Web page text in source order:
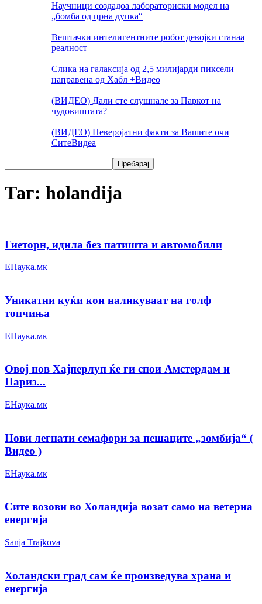
Научници создадоа лабораториски модел на
„бомба од црна дупка“
Вештачки интелигентните робот девојки станаа
реалност
Слика на галаксија од 2,5 милијарди пиксели
направена од Хабл +Видео
(ВИДЕО) Дали сте слушнале за Паркот на
чудовиштата?
(ВИДЕО) Неверојатни факти за Вашите очи
СитеВидеа
Таг: holandija
Гиеторн, идила без патишта и автомобили
ЕНаука.мк
Уникатни куќи кои наликуваат на голф
топчиња
ЕНаука.мк
Овој нов Хајперлуп ќе ги спои Амстердам и
Париз...
ЕНаука.мк
Нови легнати семафори за пешаците „зомбија“ (
Видео )
ЕНаука.мк
Сите возови во Холандија возат само на ветерна
енергија
Sanja Trajkova
Холандски град сам ќе произведува храна и
енергија